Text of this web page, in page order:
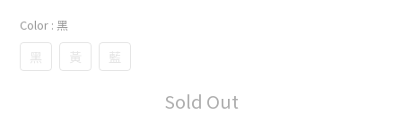
Color : 黑
黑 黃 藍
Sold Out